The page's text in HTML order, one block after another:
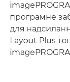
програмне
для
Layout Plus